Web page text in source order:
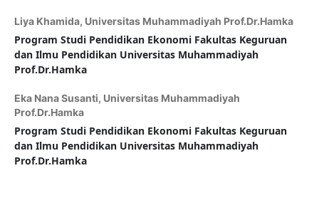
Liya Khamida, Universitas Muhammadiyah Prof.Dr.Hamka
Program Studi Pendidikan Ekonomi Fakultas Keguruan
dan Ilmu Pendidikan Universitas Muhammadiyah
Prof.Dr.Hamka
Eka Nana Susanti, Universitas Muhammadiyah
Prof.Dr.Hamka
Program Studi Pendidikan Ekonomi Fakultas Keguruan
dan Ilmu Pendidikan Universitas Muhammadiyah
Prof.Dr.Hamka